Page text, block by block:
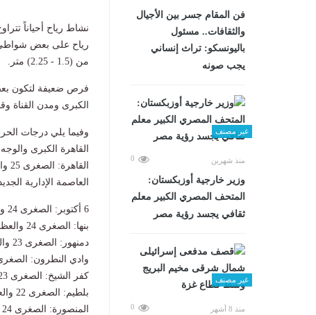
فن المقام جسر بين الأجيال
والثقافات.. مسئول
باليونسكو: تراث إنساني
يجب صونه
غير مصنف
منذ شهرين 0
وزير خارجية أوزبكستان:
المتحف المصري الكبير معلم
ثقافي يجسد رؤية مصر
غير مصنف
منذ 8 أشهر 0
رياح على بعض شواطئ
من (1.5 - 2.25) متر.
فرص ضعيفة لتكون
الكبرى ومدن القناة
وفيما يلي درجات
القاهرة الكبرى
القاهرة: الصغرى 25 والعظمى 36.
العاصمة الإدارية الجديدة:
6 أكتوبر: الصغرى 24 والعظمى 37.
بنها: الصغرى 24 والعظمى 36.
دمنهور: الصغرى 23 والعظمى 35.
وادي النطرون: الصغرى 24 والعظمى
كفر الشيخ: الصغرى 23 والعظمى 34.
بلطيم: الصغرى 22 والعظمى 32.
المنصورة: الصغرى 24 والعظمى 35.